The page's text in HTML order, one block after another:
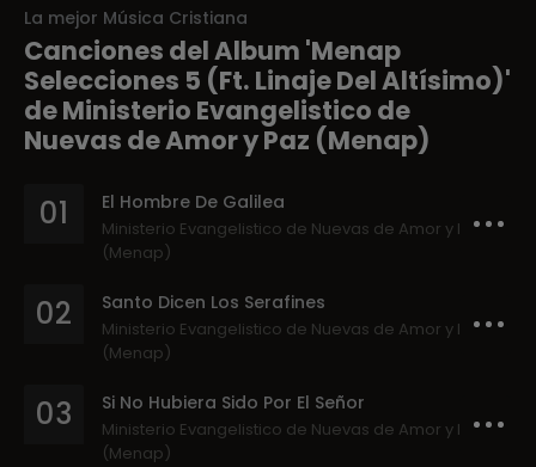
La mejor Música Cristiana
Canciones del Album 'Menap
Selecciones 5 (Ft. Linaje Del Altísimo)'
de Ministerio Evangelistico de
Nuevas de Amor y Paz (Menap)
01 El Hombre De Galilea
Ministerio Evangelistico de Nuevas de Amor y Paz
(Menap)
02 Santo Dicen Los Serafines
Ministerio Evangelistico de Nuevas de Amor y Paz
(Menap)
03 Si No Hubiera Sido Por El Señor
Ministerio Evangelistico de Nuevas de Amor y Paz
(Menap)